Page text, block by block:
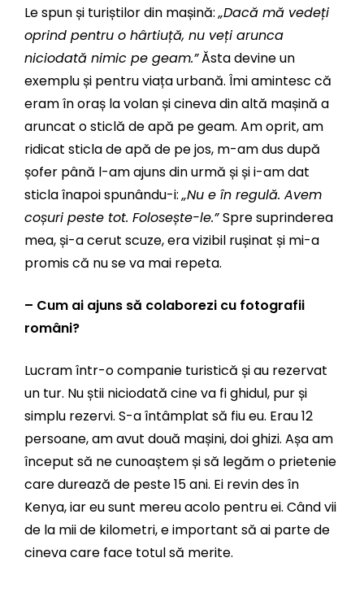
Le spun și turiștilor din mașină:„Dacă mă vedeți
oprind pentru o hârtiuță, nu veți arunca
niciodată nimic pe geam.”Ăsta devine un
exemplu și pentru viața urbană. Îmi amintesc că
eram în oraș la volan și cineva din altă mașină a
aruncat o sticlă de apă pe geam. Am oprit, am
ridicat sticla de apă de pe jos, m-am dus după
șofer până l-am ajuns din urmă și și i-am dat
sticla înapoi spunându-i:„Nu e în regulă. Avem
coșuri peste tot. Folosește-le.”Spre suprinderea
mea, și-a cerut scuze, era vizibil rușinat și mi-a
promis că nu se va mai repeta.
– Cum ai ajuns să colaborezi cu fotografii
români?
Lucram într-o companie turistică și au rezervat
un tur. Nu știi niciodată cine va fi ghidul, pur și
simplu rezervi. S-a întâmplat să fiu eu. Erau 12
persoane, am avut două mașini, doi ghizi. Așa am
început să ne cunoaștem și să legăm o prietenie
care durează de peste 15 ani. Ei revin des în
Kenya, iar eu sunt mereu acolo pentru ei. Când vii
de la mii de kilometri, e important să ai parte de
cineva care face totul să merite.